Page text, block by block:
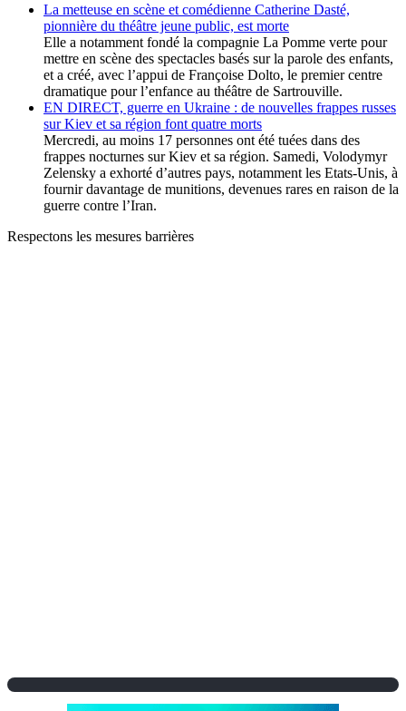
La metteuse en scène et comédienne Catherine Dasté,
pionnière du théâtre jeune public, est morte
Elle a notamment fondé la compagnie La Pomme verte pour
mettre en scène des spectacles basés sur la parole des enfants,
et a créé, avec l’appui de Françoise Dolto, le premier centre
dramatique pour l’enfance au théâtre de Sartrouville.
EN DIRECT, guerre en Ukraine : de nouvelles frappes russes
sur Kiev et sa région font quatre morts
Mercredi, au moins 17 personnes ont été tuées dans des
frappes nocturnes sur Kiev et sa région. Samedi, Volodymyr
Zelensky a exhorté d’autres pays, notamment les Etats-Unis, à
fournir davantage de munitions, devenues rares en raison de la
guerre contre l’Iran.
Respectons les mesures barrières